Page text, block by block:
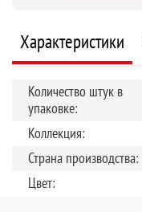
Характеристики
Количество штук в
упаковке:
Коллекция:
Страна производства:
Цвет: